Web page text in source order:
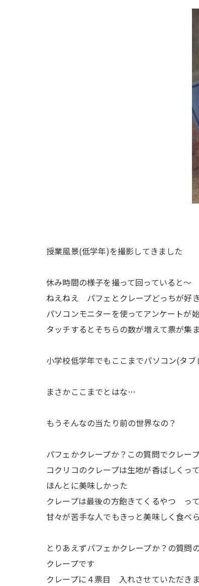
授業風景(低学年)を撮影してきました
休み時間の様子を撮って回っていると〜
ねえねえ パフェとクレープどっちが好
パソコンモニターを使ってアンケートが
タッチするとそちらの数が増えて票が集
小学校低学年でもここまでパソコン(タ
まさかここまでとはな…
もうそんなの当たり前の世界なの？
パフェかクレープか？この質問でクレ
コクリコのクレープは生地が香ばしくっ
ほんとに美味しかった
クレープは最後の方飽きてくるやつ っ
甘々が苦手な人でもきっと美味しく食べ
とりあえずパフェかクレープか？の質問
クレープです
クレープに４票目 入れさせていただき